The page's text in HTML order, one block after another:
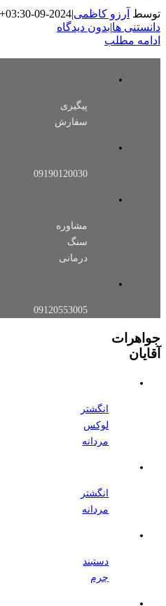
توسط آرزو کاظمی|
2024-09-26T19:59:46+03:30
دانستنی ها|بدون دیدگاه
ادامه مطلب
پیگیری
سفارش
09190120030
مشاوره
سنگ
درمانی
09120553005
جواهرات
آقایان
انگشتر
لوکس
مردانه
انگشتر
مردانه
دستبند
چرم